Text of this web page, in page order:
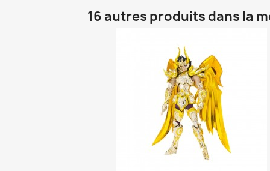
16 autres produits dans la